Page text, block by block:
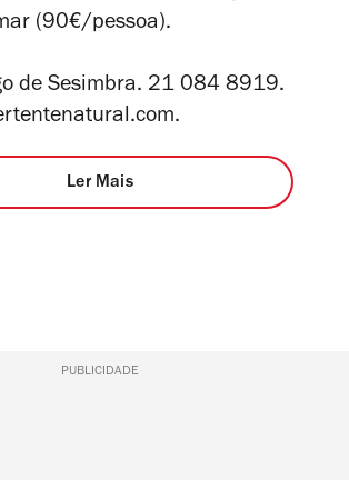
(90€/pessoa).
de Sesimbra. 21 084 8919.
Ler Mais
PUBLICIDADE